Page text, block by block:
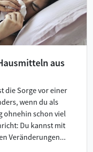
aus
die Sorge vor einer
wenn du als
ohnehin schon viel
Du kannst mit
Veränderungen...